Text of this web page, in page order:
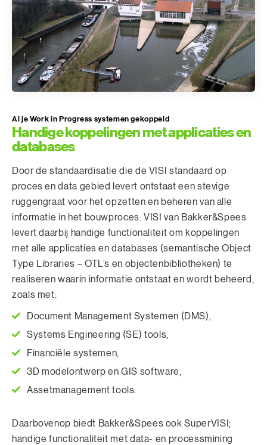
Al je Work in Progress systemen gekoppeld
Handige koppelingen met applicaties en
databases
Door de standaardisatie die de VISI standaard op
proces en data gebied levert ontstaat een stevige
ruggengraat voor het opzetten en beheren van alle
informatie in het bouwproces. VISI van Bakker&Spees
levert daarbij handige functionaliteit om koppelingen
met alle applicaties en databases (semantische Object
Type Libraries – OTL’s en objectenbibliotheken) te
realiseren waarin informatie ontstaat en wordt beheerd,
zoals met:
Document Management Systemen (DMS),
Systems Engineering (SE) tools,
Financiële systemen,
3D modelontwerp en GIS software,
Assetmanagement tools.
Daarbovenop biedt Bakker&Spees ook SuperVISI;
handige functionaliteit met data- en processmining